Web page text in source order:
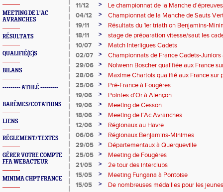
MEETING DE L'AC
AVRANCHES
RÉSULTATS
QUALIFIÉ(E)S
BILANS
--------- ATHLÉ ---------
BARÊMES/COTATIONS
LIENS
RÉGLEMENT/TEXTES
GÉRER VOTRE COMPTE
FFA WEBACTEUR
MINIMA CHPT FRANCE
11/12
>
Le championnat de la Manche
04/12
>
Championnat de la Manche de Sauts
sprint à Granville
19/11 >
Résultats du 1er triathlon Benjamins-
2017
18/11 >
stage de préparation vitesse/saut les
10/07
>
Match Interligues Cadets
02/07
>
Championnats de France Cadets-Juniors
29/06
>
Nolwenn Boscher qualifiée aux France
28/06
>
Maxime Chartois qualifié aux France sur
25/06
>
Pré-France à Fougères
19/06
>
Pointes d'Or à Alençon
19/06
>
Meeting de Cesson
18/06
>
Meeting de l'Ac Avranches
12/06
>
Régionaux au Havre
06/06
>
Régionaux Benjamins-Minimes
29/05
>
Départementaux à Querqueville
25/05
>
Meeting de Fougères
21/05
>
2e tour des interclubs
15/05
>
Meeting Fungana à Pontoise
15/05
>
De nombreuses médailles pour les jeunes